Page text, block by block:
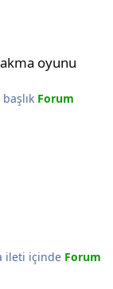
oyunu
başlık Forum
ileti içinde Forum